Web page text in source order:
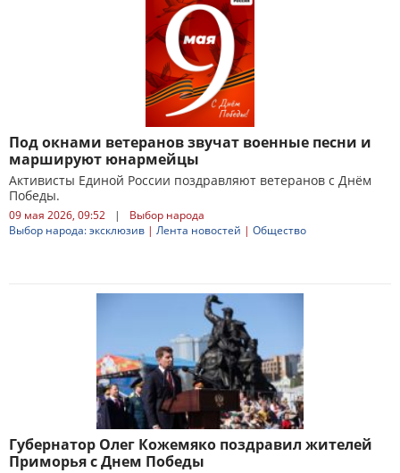
Под окнами ветеранов звучат военные песни и
маршируют юнармейцы
Активисты Единой России поздравляют ветеранов с Днём
Победы.
09 мая 2026, 09:52 |
Выбор народа
Выбор народа: эксклюзив | Лента новостей | Общество
Губернатор Олег Кожемяко поздравил жителей
Приморья с Днем Победы